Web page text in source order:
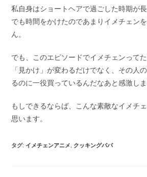
私自身はショートヘアで過ごした時期が
でも時間をかけたのであまりイメチェン
ん。
でも、このエピソードでイメチェンって
「見かけ」が変わるだけでなく、その人
るのに一役買っているんだなあと感激しま
もしできるならば、こんな素敵なイメチ
思います。
タグ: イメチェンアニメ, クッキングパパ